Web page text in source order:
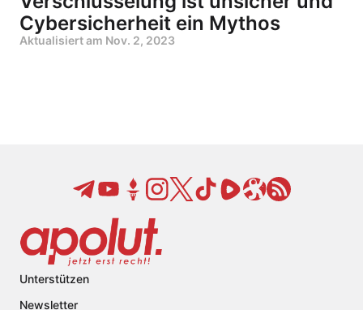
Cybersicherheit ein Mythos
Aktualisiert am Nov. 2, 2023
Unterstützen
Newsletter